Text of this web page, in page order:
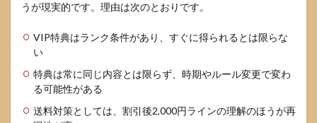
うが現実的です。理由は次のとおりです。
VIP特典はランク条件があり、すぐに得られるとは限らな
い
特典は常に同じ内容とは限らず、時期やルール変更で変わ
る可能性がある
送料対策としては、割引後2,000円ラインの理解のほうが再